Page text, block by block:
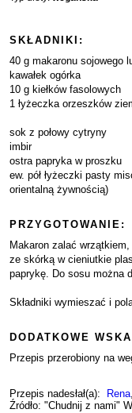
SKŁADNIKI:
40 g makaronu sojowego
kawałek ogórka
10 g kiełków fasolowych
1 łyżeczka orzeszków
sok z połowy cytryny
imbir
ostra papryka w proszku
ew. pół łyżeczki pasty
orientalną żywnością)
PRZYGOTOWANIE:
Makaron zalać
ze skórką w cieniutkie
paprykę. Do sosu można
Składniki wymieszać i
DODATKOWE
Przepis przerobiony na
Przepis nadesłał(a): Rena
Źródło: "Chudnij z nami"